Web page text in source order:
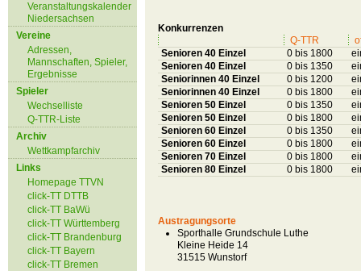
Veranstaltungskalender
Niedersachsen
Vereine
Adressen,
Mannschaften, Spieler,
Ergebnisse
Spieler
Wechselliste
Q-TTR-Liste
Archiv
Wettkampfarchiv
Links
Homepage TTVN
click-TT DTTB
click-TT BaWü
click-TT Württemberg
click-TT Brandenburg
click-TT Bayern
click-TT Bremen
Konkurrenzen
Q-TTR
Senioren 40 Einzel
0 bis 1800
Senioren 40 Einzel
0 bis 1350
Seniorinnen 40 Einzel
0 bis 1200
Seniorinnen 40 Einzel
0 bis 1800
Senioren 50 Einzel
0 bis 1350
Senioren 50 Einzel
0 bis 1800
Senioren 60 Einzel
0 bis 1350
Senioren 60 Einzel
0 bis 1800
Senioren 70 Einzel
0 bis 1800
Senioren 80 Einzel
0 bis 1800
Austragungsorte
Sporthalle Grundschule Luthe
Kleine Heide 14
31515 Wunstorf